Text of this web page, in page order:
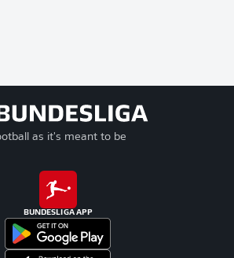
as it's meant to be
BUNDESLIGA APP